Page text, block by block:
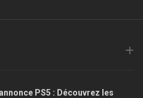
PS5 : Découvrez les